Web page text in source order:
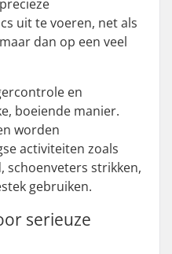
uit te voeren, net als
dan op een veel
en
boeiende manier.
worden
activiteiten zoals
strikken,
gebruiken.
serieuze